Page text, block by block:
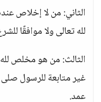
الثاني: من لا إخلاص
لله تعالى ولا موافقًا
الثالث: من هو مخلص
غير متابعة للرسول
عمد.